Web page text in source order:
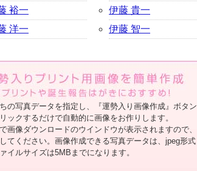
裕一
洋一
伊藤 貴一
伊藤 智一
の写真データを指定し、『運勢入り画像作成』ボタン
ックするだけで自動的に画像をお作りします。
画像ダウンロードのウインドウが表示されますので、
てください。画像作成できる写真データは、jpeg形式
イルサイズは5MBまでになります。